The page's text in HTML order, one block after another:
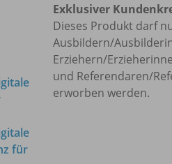
für
Exklusiver
Dieses Produkt darf
Ausbildern/
Erziehern/
und Referendaren/
erworben werden.